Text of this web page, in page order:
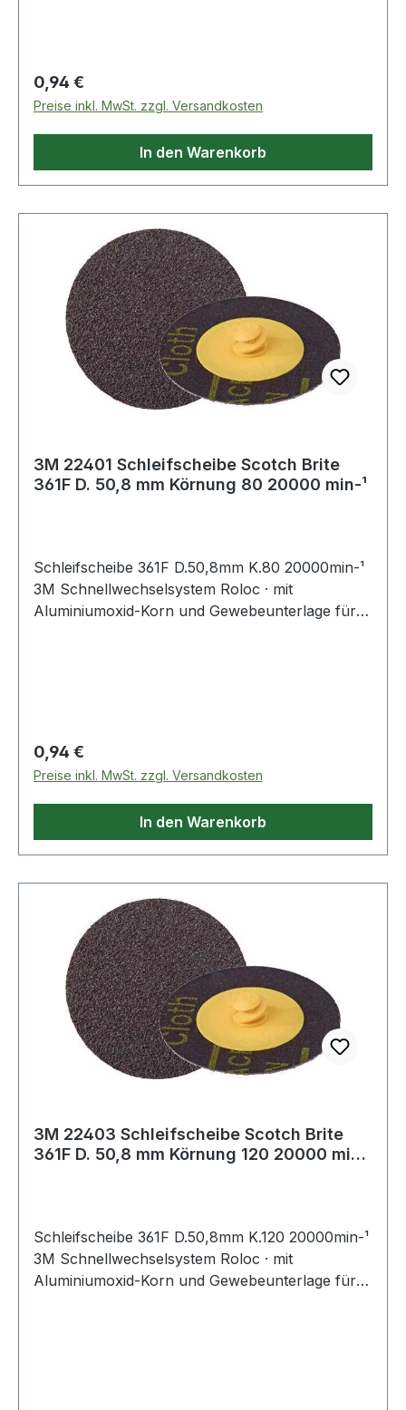
Regulärer Preis:
0,94 €
Preise inkl. MwSt. zzgl. Versandkosten
In den Warenkorb
3M 22401 Schleifscheibe Scotch Brite
361F D. 50,8 mm Körnung 80 20000 min-¹
Schleifscheibe 361F D.50,8mm K.80 20000min-¹
3M Schnellwechselsystem Roloc · mit
Aluminiumoxid-Korn und Gewebeunterlage für
Regulärer Preis:
0,94 €
Preise inkl. MwSt. zzgl. Versandkosten
In den Warenkorb
3M 22403 Schleifscheibe Scotch Brite
361F D. 50,8 mm Körnung 120 20000 min-
Schleifscheibe 361F D.50,8mm K.120 20000min-¹
3M Schnellwechselsystem Roloc · mit
Aluminiumoxid-Korn und Gewebeunterlage für